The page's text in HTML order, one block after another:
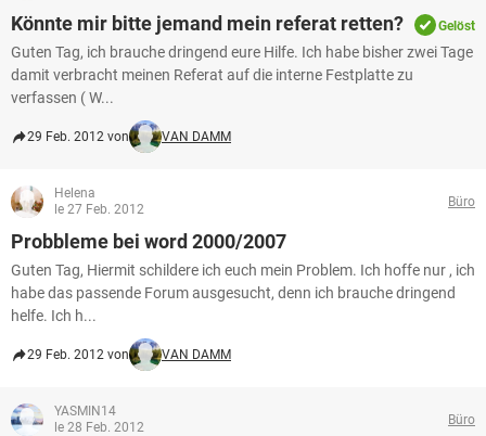
Könnte mir bitte jemand mein referat retten? Gelöst
Guten Tag, ich brauche dringend eure Hilfe. Ich habe bisher zwei Tage
damit verbracht meinen Referat auf die interne Festplatte zu
verfassen ( W...
29 Feb. 2012 von VAN DAMM
Helena
le 27 Feb. 2012
Büro
Probbleme bei word 2000/2007
Guten Tag, Hiermit schildere ich euch mein Problem. Ich hoffe nur , ich
habe das passende Forum ausgesucht, denn ich brauche dringend
helfe. Ich h...
29 Feb. 2012 von VAN DAMM
YASMIN14
le 28 Feb. 2012
Büro